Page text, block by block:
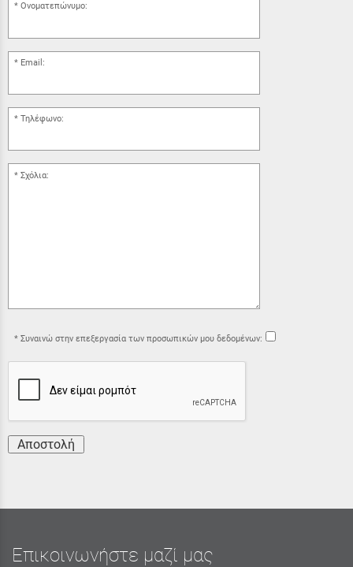
Ονοματεπώνυμο:
Email:
Τηλέφωνο:
Σχόλια:
Συναινώ στην επεξεργασία των προσωπικών μου δεδομένων:
Αποστολή
Επικοινωνήστε μαζί μας